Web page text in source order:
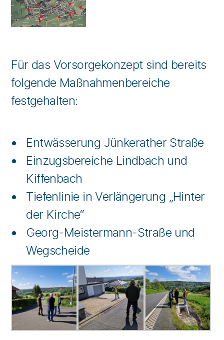
Für das Vorsorgekonzept sind bereits
folgende Maßnahmenbereiche
festgehalten:
Entwässerung Jünkerather Straße
Einzugsbereiche Lindbach und
Kiffenbach
Tiefenlinie in Verlängerung „Hinter
der Kirche“
Georg-Meistermann-Straße und
Wegscheide